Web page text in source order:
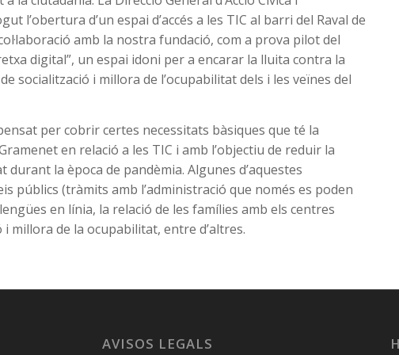
l’obertura d’un espai d’accés a les TIC al barri del Raval de
amb la nostra fundació, com a prova pilot del
digital”, un espai idoni per a encarar la lluita contra la
socialització i millora de l’ocupabilitat dels i les veïnes del
per cobrir certes necessitats bàsiques que té la
en relació a les TIC i amb l’objectiu de reduir la
durant la època de pandèmia. Algunes d’aquestes
públics (tràmits amb l’administració que només es poden
en línia, la relació de les famílies amb els centres
i millora de la ocupabilitat, entre d’altres.
AVISOS LEGALS